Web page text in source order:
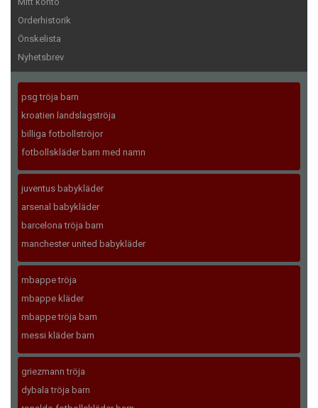
Orderhistorik
Önskelista
Nyhetsbrev
psg tröja barn
kroatien landslagströja
billiga fotbollströjor
fotbollskläder barn med namn
juventus babykläder
arsenal babykläder
barcelona tröja barn
manchester united babykläder
mbappe tröja
mbappe kläder
mbappe tröja barn
messi kläder barn
griezmann tröja
dybala tröja barn